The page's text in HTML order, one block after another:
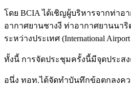
โดย BCIA ได้เชิญผู้บริหารจากท่า
อากาศยานชางงี ท่าอากาศยานนา
ระหว่างประเทศ (International Airport
ทั้งนี้ การจัดประชุมครั้งนี้มีจุดประส
อนึ่ง ทอท.ได้จัดทำบันทึกข้อตกลงคว